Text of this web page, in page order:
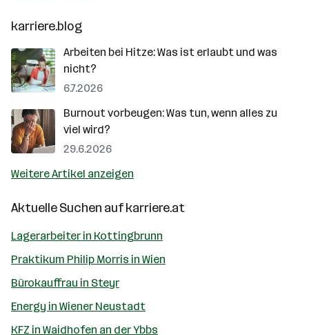
karriere.blog
Arbeiten bei Hitze: Was ist erlaubt und was
nicht?
6.7.2026
Burnout vorbeugen: Was tun, wenn alles zu
viel wird?
29.6.2026
Weitere Artikel anzeigen
Aktuelle Suchen aufkarriere.at
Lagerarbeiter in Kottingbrunn
Praktikum Philip Morris in Wien
Bürokauffrau in Steyr
Energy in Wiener Neustadt
KFZ in Waidhofen an der Ybbs